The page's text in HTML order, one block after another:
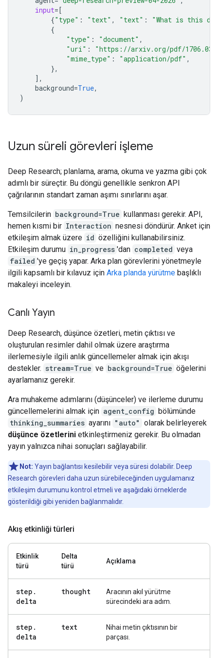
input=[
{"type" : "text" , "text" :
"What is this
{
"type" : "document" ,
"uri" :
"https://arxiv.org/pdf/
"mime_type" : "application/pdf" ,
},
],
background=True,
)
Uzun süreli görevleri işleme
Deep Research; planlama, arama, okuma ve yazma gibi çok
adımlı bir süreçtir. Bu döngü genellikle senkron API
çağrılarının standart zaman aşımı sınırlarını aşar.
Temsilcilerin background=True kullanması gerekir. API,
hemen kısmi bir Interaction nesnesi döndürür. Anket için
etkileşim almak üzere id özelliğini kullanabilirsiniz.
Etkileşim durumu in_progress 'dan completed veya
failed 'ye geçiş yapar. Arka plan görevlerini yönetmeyle
ilgili kapsamlı bir kılavuz için Arka planda yürütme başlıklı
makaleyi inceleyin.
Canlı Yayın
Deep Research, düşünce özetleri, metin çıktısı ve
oluşturulan resimler dahil olmak üzere araştırma
ilerlemesiyle ilgili anlık güncellemeler almak için akışı
destekler. stream=True ve background=True öğelerini
ayarlamanız gerekir.
Ara muhakeme adımlarını (düşünceler) ve ilerleme durumu
güncellemelerini almak için agent_config bölümünde
thinking_summaries ayarını "auto" olarak belirleyerek
düşünce özetlerini etkinleştirmeniz gerekir. Bu olmadan
yayın yalnızca nihai sonuçları sağlayabilir.
Not: Yayın bağlantısı kesilebilir veya süresi dolabilir. Deep
Research görevleri daha uzun sürebileceğinden uygulamanız
etkileşim durumunu kontrol etmeli ve aşağıdaki örneklerde
gösterildiği gibi yeniden bağlanmalıdır.
Akış etkinliği türleri
Etkinlik
türü
Delta
türü
Açıklama
step .
delta
thought
Aracının akıl yürütme
sürecindeki ara adım.
step .
delta
text
Nihai metin çıktısının bir
parçası.